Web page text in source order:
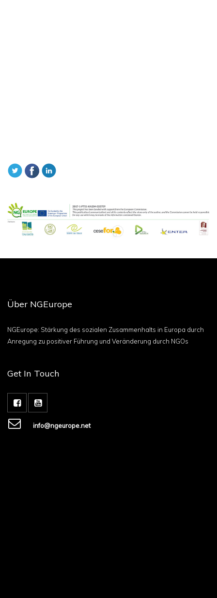
Über NGEurope
NGEurope: Stärkung des sozialen Zusammenhalts in Europa durch
Anregung zu positiver Führung und Veränderung durch NGOs
Get In Touch
info@ngeurope.net